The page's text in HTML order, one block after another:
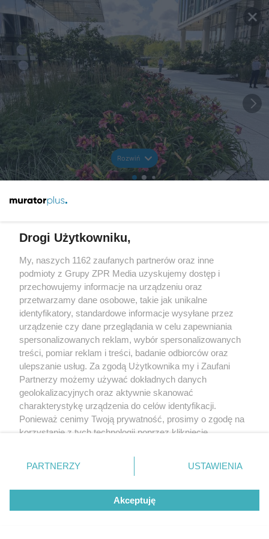
Rozwiń
Drogi Użytkowniku,
My, naszych 1162 zaufanych partnerów oraz inne
podmioty z Grupy ZPR Media uzyskujemy dostęp i
przechowujemy informacje na urządzeniu oraz
przetwarzamy dane osobowe, takie jak unikalne
identyfikatory, standardowe informacje wysyłane przez
urządzenie czy dane przeglądania w celu zapewniania
spersonalizowanych reklam, wybór spersonalizowanych
treści, pomiar reklam i treści, badanie odbiorców oraz
ulepszanie usług. Za zgodą Użytkownika my i Zaufani
Partnerzy możemy używać dokładnych danych
geolokalizacyjnych oraz aktywnie skanować
charakterystykę urządzenia do celów identyfikacji.
Ponieważ cenimy Twoją prywatność, prosimy o zgodę na
korzystanie z tych technologii poprzez kliknięcie
zmienić/wycofać klikając przycisk ustawień prywatności
znajdujący się w lewym dolnym rogu strony
rodzaje przetwarzania danych nie wymagają zgody
użytkownika, ale masz prawo sprzeciwić się takiemu
przetwarzaniu. Preferencje będą miały zastosowanie tylko
PARTNERZY USTAWIENIA
Akceptuję